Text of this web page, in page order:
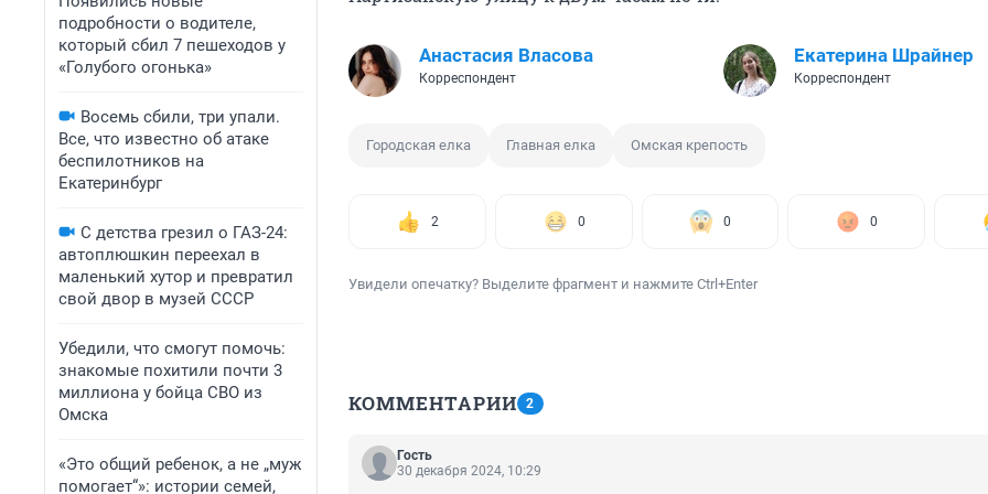
подробности о водителе,
который сбил 7 пешеходов у
«Голубого огонька»
Восемь сбили, три упали.
Все, что известно об атаке
беспилотников на
Екатеринбург
С детства грезил о ГАЗ-24:
автоплюшкин переехал в
маленький хутор и превратил
свой двор в музей СССР
Убедили, что смогут помочь:
знакомые похитили почти 3
миллиона у бойца СВО из
Омска
«Это общий ребенок, а не „муж
помогает“»: истории семей,
Анастасия Власова
Корреспондент
Екатерина Шрайнер
Корреспондент
Городская елка Главная елка Омская крепость
2 0 0 0
Увидели опечатку? Выделите фрагмент и нажмите Ctrl+Enter
КОММЕНТАРИИ 2
Гость
30 декабря 2024, 10:29